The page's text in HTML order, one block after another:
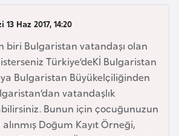
Haz 2017, 14:20
biri Bulgaristan vatandaşı olan
Türkiye’deKİ Bulgaristan
Bulgaristan Büyükelçiliğinden
vatandaşlık
Bunun için çocuğunuzun
Doğum Kayıt Örneği,